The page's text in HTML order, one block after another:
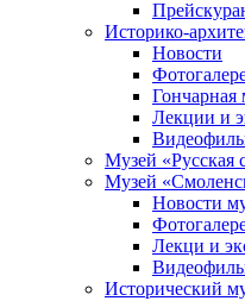
Историко-
Новости
Гончарная
Лекции и
Музей «Русская
Музей
Новости
Лекци и
Исторический